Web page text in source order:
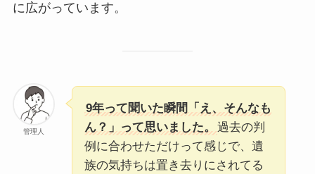
に広がっています。
管理人
9年って聞いた瞬間「え、そんなも
ん？」って思いました。
過去の判
例に合わせただけって感じで、遺
族の気持ちは置き去りにされてる